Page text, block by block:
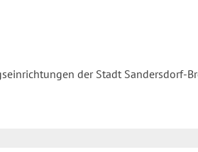
der Stadt Sandersdorf-